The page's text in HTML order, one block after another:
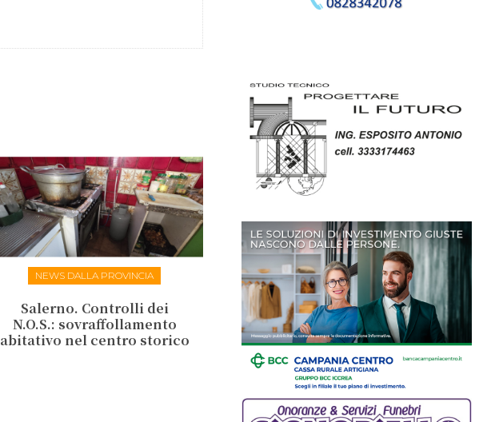
NEWS DALLA PROVINCIA
Salerno. Controlli dei
N.O.S.: sovraffollamento
abitativo nel centro storico